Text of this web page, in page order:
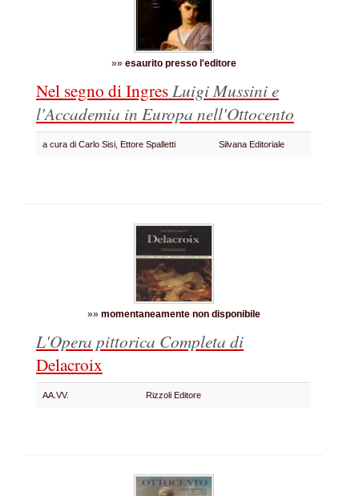
»» esaurito presso l'editore
Nel segno di IngresLuigi Mussini e
l'Accademia in Europa nell'Ottocento
a cura di Carlo Sisi, Ettore Spalletti Silvana Editoriale
»» momentaneamente non disponibile
L'Opera pittorica Completa di
Delacroix
AA.VV. Rizzoli Editore